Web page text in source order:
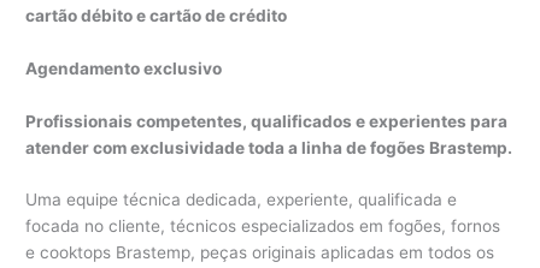
cartão débito e cartão de crédito
Agendamento exclusivo
Profissionais competentes, qualificados e experientes para
atender com exclusividade toda a linha de fogões Brastemp.
Uma equipe técnica dedicada, experiente, qualificada e
focada no cliente, técnicos especializados em fogões, fornos
e cooktops Brastemp, peças originais aplicadas em todos os